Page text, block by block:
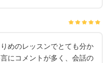
めのレッスンでとても分か
にコメントが多く、会話の